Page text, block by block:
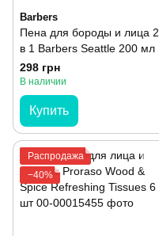
Barbers
Пена для бороды и лица 2
в 1 Barbers Seattle 200 мл
298 грн
В наличии
Купить
Распродажа
−40%